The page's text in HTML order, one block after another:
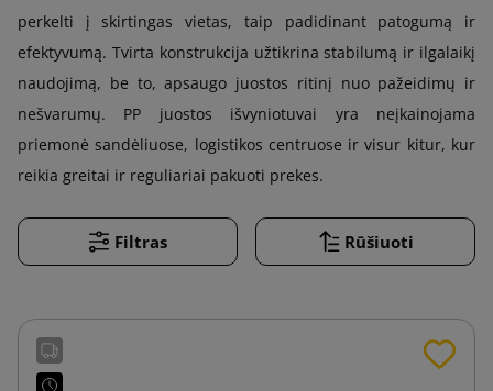
perkelti į skirtingas vietas, taip padidinant patogumą ir
efektyvumą. Tvirta konstrukcija užtikrina stabilumą ir ilgalaikį
naudojimą, be to, apsaugo juostos ritinį nuo pažeidimų ir
nešvarumų. PP juostos išvyniotuvai yra neįkainojama
priemonė sandėliuose, logistikos centruose ir visur kitur, kur
reikia greitai ir reguliariai pakuoti prekes.
Filtras Rūšiuoti